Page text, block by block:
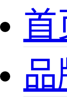
首
品